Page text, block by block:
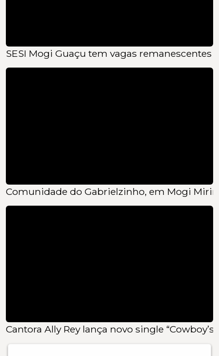
SESI Mogi Guaçu tem vagas remanescentes
Comunidade do Gabrielzinho, em Mogi
Cantora Ally Rey lança novo single